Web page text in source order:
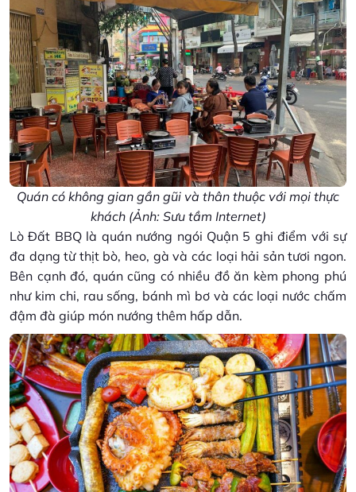
Quán có không gian gần gũi và thân thuộc với mọi thực
khách (Ảnh: Sưu tầm Internet)
Lò Đất BBQ là quán nướng ngói Quận 5 ghi điểm với sự
đa dạng từ thịt bò, heo, gà và các loại hải sản tươi ngon.
Bên cạnh đó, quán cũng có nhiều đồ ăn kèm phong phú
như kim chi, rau sống, bánh mì bơ và các loại nước chấm
đậm đà giúp món nướng thêm hấp dẫn.